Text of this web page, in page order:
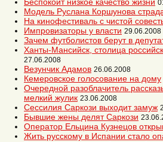
Беспокоит низкое качество жизни
Модель Руслана Коршунова
На кинофестиваль с чистой
Импровизаторы у власти 29.06.2008
Зачем футболистов берут в
Ханты-Мансийск, столица
27.06.2008
Везунчик Адамов 26.06.2008
Кемеровское голосование на дому
Очередной разоблачитель
мелкий жулик 23.06.2008
Сессилия Саркози выходит замуж
Бывшие жены делят Саркози
Оператор Ельцина Кузнецов
Жить русскому в Испании стало